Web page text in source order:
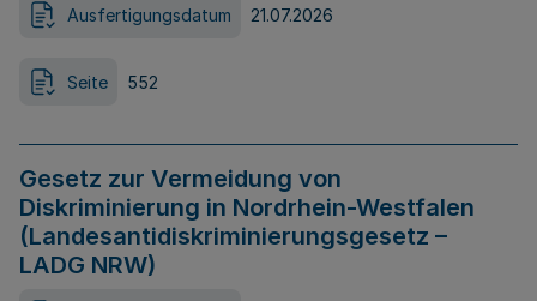
Ausfertigungsdatum 21.07.2026
Seite 552
Gesetz zur Vermeidung von
Diskriminierung in Nordrhein-Westfalen
(Landesantidiskriminierungsgesetz –
LADG NRW)